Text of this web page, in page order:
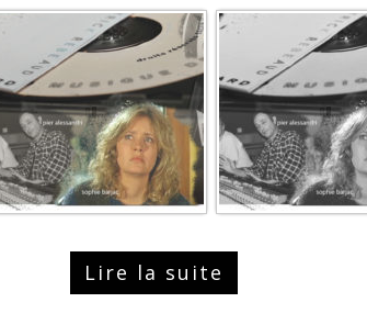
Lire la suite